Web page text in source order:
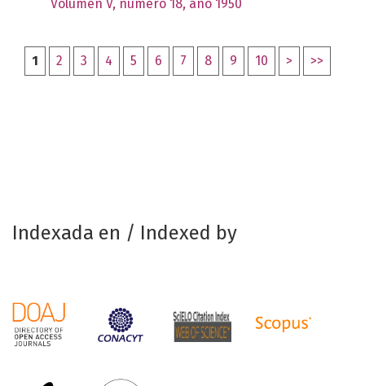
Volumen V, número 18, año 1950
1 2 3 4 5 6 7 8 9 10 > >>
Indexada en / Indexed by